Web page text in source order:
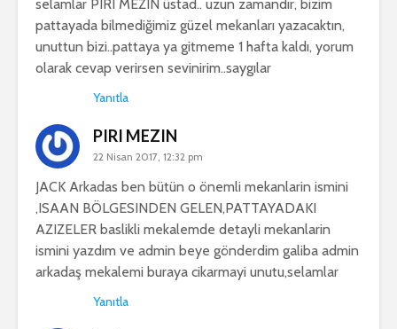
selamlar PIRI MEZIN üstad.. uzun zamandır, bizim
pattayada bilmediğimiz güzel mekanları yazacaktın,
unuttun bizi..pattaya ya gitmeme 1 hafta kaldı, yorum
olarak cevap verirsen sevinirim..saygılar
Yanıtla
PIRI MEZIN
22 Nisan 2017, 12:32 pm
JACK Arkadas ben bütün o önemli mekanlarin ismini
,ISAAN BÖLGESINDEN GELEN,PATTAYADAKI
AZIZELER baslikli mekalemde detayli mekanlarin
ismini yazdım ve admin beye gönderdim galiba admin
arkadaş mekalemi buraya cikarmayi unutu,selamlar
Yanıtla